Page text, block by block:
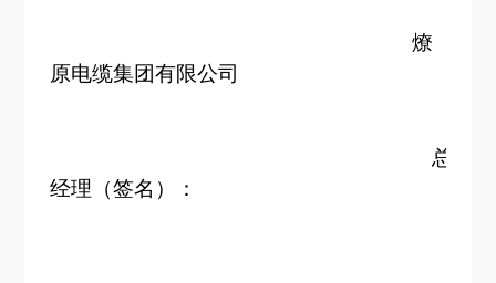
燎
原电缆集团有限公司
总
经理（签名）：